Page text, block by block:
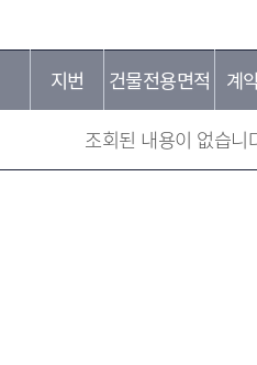
지번 건물전용면적 계
조회된 내용이 없습니